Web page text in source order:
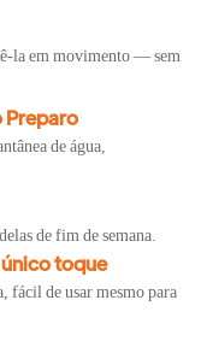
la em movimento — sem
Preparo
de água,
de fim de semana.
toque
fácil de usar mesmo para